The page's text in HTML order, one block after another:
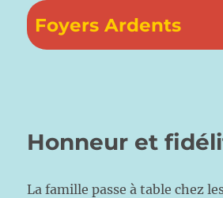
Foyers Ardents
Honneur et
La famille passe à table chez